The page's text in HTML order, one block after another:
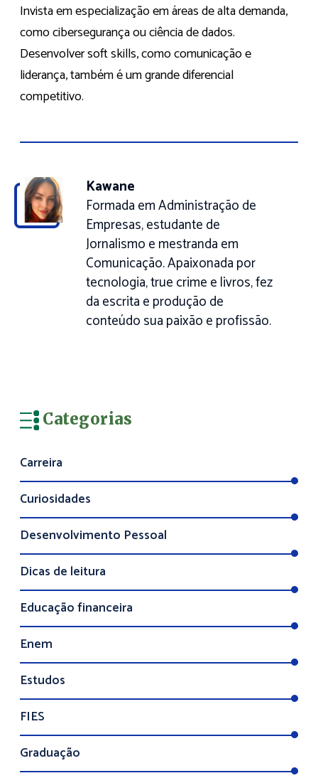
Invista em especialização em áreas de alta demanda,
como cibersegurança ou ciência de dados.
Desenvolver soft skills, como comunicação e
liderança, também é um grande diferencial
competitivo.
Kawane
Formada em Administração de
Empresas, estudante de
Jornalismo e mestranda em
Comunicação. Apaixonada por
tecnologia, true crime e livros, fez
da escrita e produção de
conteúdo sua paixão e profissão.
Categorias
Carreira
Curiosidades
Desenvolvimento Pessoal
Dicas de leitura
Educação financeira
Enem
Estudos
FIES
Graduação